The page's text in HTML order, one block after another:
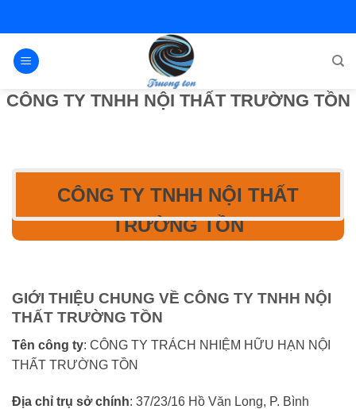
dung
CÔNG TY TNHH NỘI THẤT TRƯỜNG TỒN
CÔNG TY TNHH NỘI THẤT
TRƯỜNG TỒN
GIỚI THIỆU CHUNG VỀ CÔNG TY TNHH NỘI
THẤT TRƯỜNG TỒN
Tên công ty: CÔNG TY TRÁCH NHIỆM HỮU HẠN NỘI
THẤT TRƯỜNG TỒN
Địa chỉ trụ sở chính: 37/23/16 Hồ Văn Long, P. Bình